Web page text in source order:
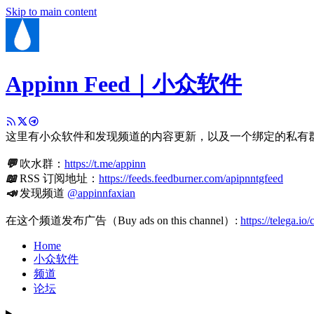
Skip to main content
Appinn Feed｜小众软件
这里有小众软件和发现频道的内容更新，以及一个绑定的私有
💬吹水群： https://t.me/appinn
📖RSS 订阅地址： https://feeds.feedburner.com/apipnntgfeed
📣发现频道 @appinnfaxian
在这个频道发布广告（Buy ads on this channel）: https://telega.io/
Home
小众软件
频道
论坛